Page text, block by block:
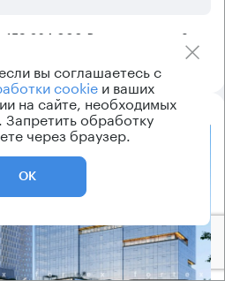
159 264 000 ₽ 3
вы соглашаетесь с
cookieи ваших
на сайте, необходимых
Запретить обработку
через браузер.
ОК